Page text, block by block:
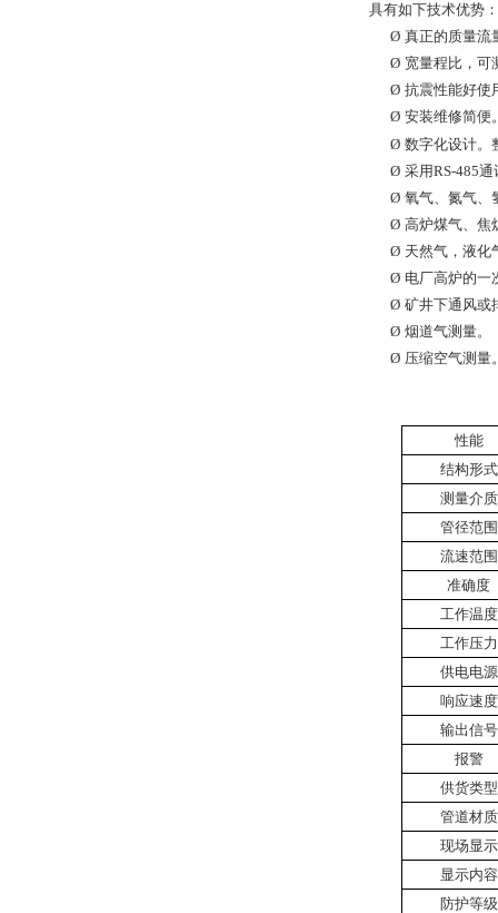
具有如下技术优势：
Ø 真正的质量流
Ø 宽量程比，可
Ø 抗震性能好使
Ø 安装维修简便
Ø 数字化设计。
Ø 采用RS-485通
Ø 氧气、氮气、
Ø 高炉煤气、焦
Ø 天然气，液化
Ø 电厂高炉的一
Ø 矿井下通风或
Ø 烟道气测量。
Ø 压缩空气测量
性能
结构形式
测量介质
管径范围
流速范围
准确度
工作温度
工作压力
供电电源
响应速度
输出信号
报警
供货类型
管道材质
现场显示
显示内容
防护等级